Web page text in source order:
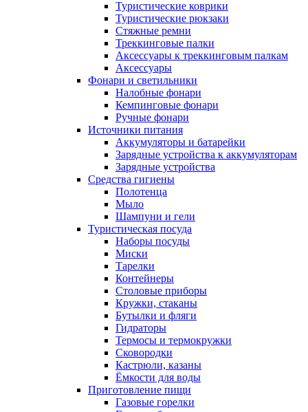
Туристические коврики
Туристические рюкзаки
Стяжные ремни
Треккинговые палки
Аксессуары к треккинговым палкам
Аксессуары
Фонари и светильники
Налобные фонари
Кемпинговые фонари
Ручные фонари
Источники питания
Аккумуляторы и батарейки
Зарядные устройства к аккумуляторам
Зарядные устройства
Средства гигиены
Полотенца
Мыло
Шампуни и гели
Туристическая посуда
Наборы посуды
Миски
Тарелки
Контейнеры
Столовые приборы
Кружки, стаканы
Бутылки и фляги
Гидраторы
Термосы и термокружки
Сковородки
Кастрюли, казаны
Ёмкости для воды
Приготовление пищи
Газовые горелки